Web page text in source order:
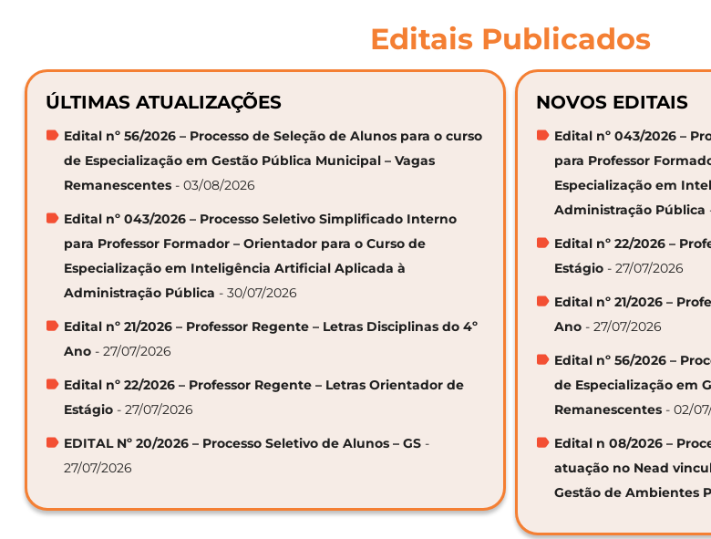
Editais Publicados
ÚLTIMAS ATUALIZAÇÕES
Edital nº 56/2026 – Processo de Seleção de Alunos para o curso
de Especialização em Gestão Pública Municipal – Vagas
Remanescentes - 03/08/2026
Edital nº 043/2026 – Processo Seletivo Simplificado Interno
para Professor Formador – Orientador para o Curso de
Especialização em Inteligência Artificial Aplicada à
Administração Pública - 30/07/2026
Edital nº 21/2026 – Professor Regente – Letras Disciplinas do 4º
Ano - 27/07/2026
Edital nº 22/2026 – Professor Regente – Letras Orientador de
Estágio - 27/07/2026
EDITAL Nº 20/2026 – Processo Seletivo de Alunos – GS -
27/07/2026
NOVOS EDITAIS
Edital nº 043/2026 –
para Professor
Especialização em
Administração Pública
Edital nº 22/2026 –
Estágio - 27/07/2026
Edital nº 21/2026 –
Ano - 27/07/2026
Edital nº 56/2026 –
de Especialização em
Remanescentes - 02/
Edital n 08/2026 –
atuação no Nead
Gestão de Ambientes